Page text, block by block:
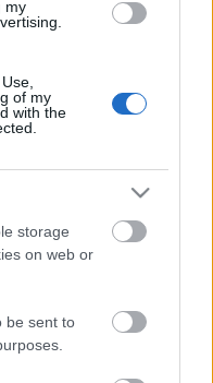
my
of my
with the
storage
on web or
be sent to
Οι
σε ΕΝΦΙΑ,
φόρο
για νέους
ευνοϊκότερο
ξεκινά το